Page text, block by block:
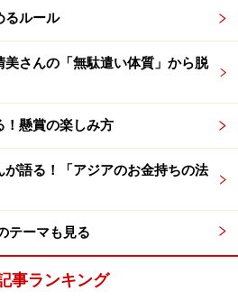
任を負いません。
、必ず各金融機関やサービス提供者
い。
ケート（2026/8/31まで）を実施
ト券1000円分プレゼント
るルール
さんの「無駄遣い体質」から脱
！懸賞の楽しみ方
語る！「アジアのお金持ちの法
テーマも見る
事ランキング